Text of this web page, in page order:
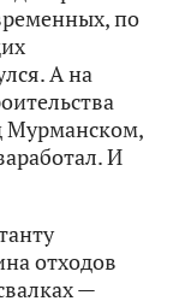
по
А на
Мурманском,
И
отходов
—